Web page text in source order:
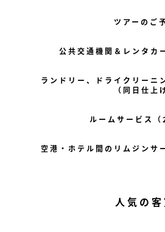
ツアーのご
公共交通機関＆レンタカ
ランドリー、ドライクリーニ
（同日仕上
ルームサービス（
空港・ホテル間のリムジンサ
人気の客